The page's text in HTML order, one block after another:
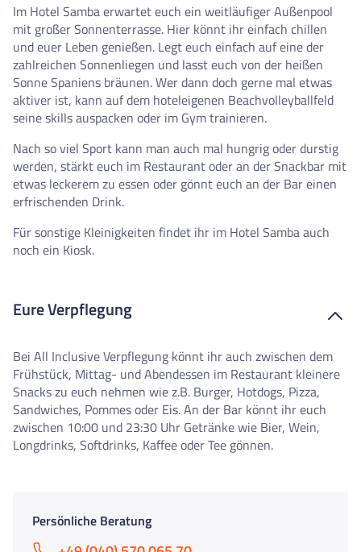
Im Hotel Samba erwartet euch ein weitläufiger Außenpool
mit großer Sonnenterrasse. Hier könnt ihr einfach chillen
und euer Leben genießen. Legt euch einfach auf eine der
zahlreichen Sonnenliegen und lasst euch von der heißen
Sonne Spaniens bräunen. Wer dann doch gerne mal etwas
aktiver ist, kann auf dem hoteleigenen Beachvolleyballfeld
seine skills auspacken oder im Gym trainieren.
Nach so viel Sport kann man auch mal hungrig oder durstig
werden, stärkt euch im Restaurant oder an der Snackbar mit
etwas leckerem zu essen oder gönnt euch an der Bar einen
erfrischenden Drink.
Für sonstige Kleinigkeiten findet ihr im Hotel Samba auch
noch ein Kiosk.
Eure Verpflegung
Bei All Inclusive Verpflegung könnt ihr auch zwischen dem
Frühstück, Mittag- und Abendessen im Restaurant kleinere
Snacks zu euch nehmen wie z.B. Burger, Hotdogs, Pizza,
Sandwiches, Pommes oder Eis. An der Bar könnt ihr euch
zwischen 10:00 und 23:30 Uhr Getränke wie Bier, Wein,
Longdrinks, Softdrinks, Kaffee oder Tee gönnen.
Persönliche Beratung